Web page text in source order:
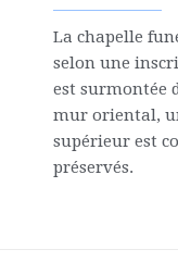
La chapelle
selon une
est surmontée
mur oriental,
supérieur est
préservés.